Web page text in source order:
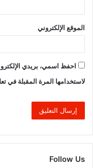
الموقع الإلكتروني
احفظ اسمي، بريدي
لاستخدامها المرة المقبلة في
Follow Us